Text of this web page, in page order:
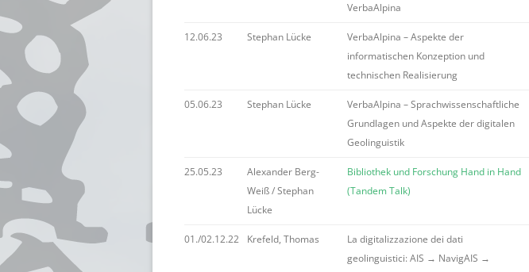
VerbaAlpina
12.06.23 Stephan Lücke
VerbaAlpina – Aspekte der
informatischen Konzeption und
technischen Realisierung
05.06.23 Stephan Lücke
VerbaAlpina – Sprachwissenschaftliche
Grundlagen und Aspekte der digitalen
Geolinguistik
25.05.23
Alexander Berg-
Weiß / Stephan
Lücke
Bibliothek und Forschung Hand in Hand
(Tandem Talk)
01./02.12.22 Krefeld, Thomas
La digitalizzazione dei dati
geolinguistici: AIS → NavigAIS →